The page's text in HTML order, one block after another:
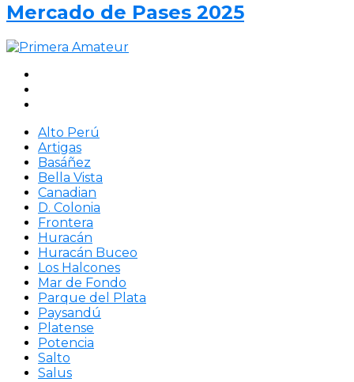
Mercado de Pases 2025
Alto Perú
Artigas
Basáñez
Bella Vista
Canadian
D. Colonia
Frontera
Huracán
Huracán Buceo
Los Halcones
Mar de Fondo
Parque del Plata
Paysandú
Platense
Potencia
Salto
Salus